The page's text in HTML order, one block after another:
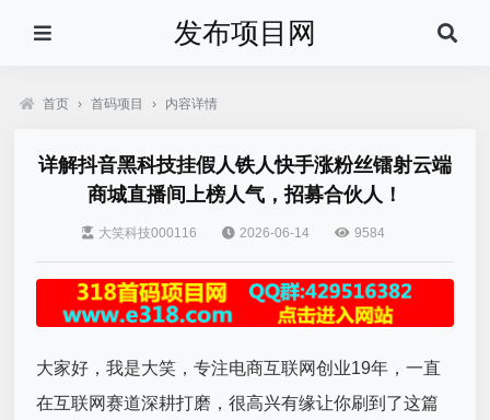
发布项目网
首页 › 首码项目 › 内容详情
详解抖音黑科技挂假人铁人快手涨粉丝镭射云端
商城直播间上榜人气，招募合伙人！
大笑科技000116 2026-06-14 9584
大家好，我是大笑，专注电商互联网创业19年，一直
在互联网赛道深耕打磨，很高兴有缘让你刷到了这篇